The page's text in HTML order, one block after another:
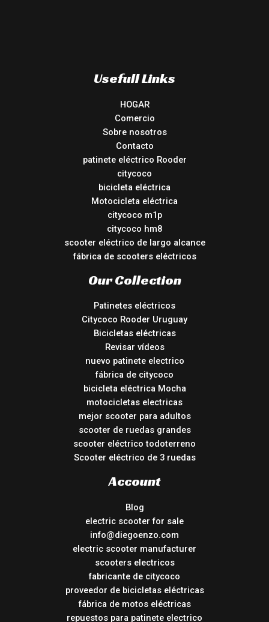
Usefull Links
HOGAR
Comercio
Sobre nosotros
Contacto
patinete eléctrico Rooder
citycoco
bicicleta eléctrica
Motocicleta eléctrica
citycoco m1p
citycoco hm8
scooter eléctrico de largo alcance
fábrica de scooters eléctricos
Our Collection
Patinetes eléctricos
Citycoco Rooder Uruguay
Bicicletas eléctricas
Revisar vídeos
nuevo patinete electrico
fábrica de citycoco
bicicleta eléctrica Mocha
motocicletas electricas
mejor scooter para adultos
scooter de ruedas grandes
scooter eléctrico todoterreno
Scooter eléctrico de 3 ruedas
Account
Blog
electric scooter for sale
info@diegoenzo.com
electric scooter manufacturer
scooters electricos
fabricante de citycoco
proveedor de bicicletas eléctricas
fábrica de motos eléctricas
repuestos para patinete electrico